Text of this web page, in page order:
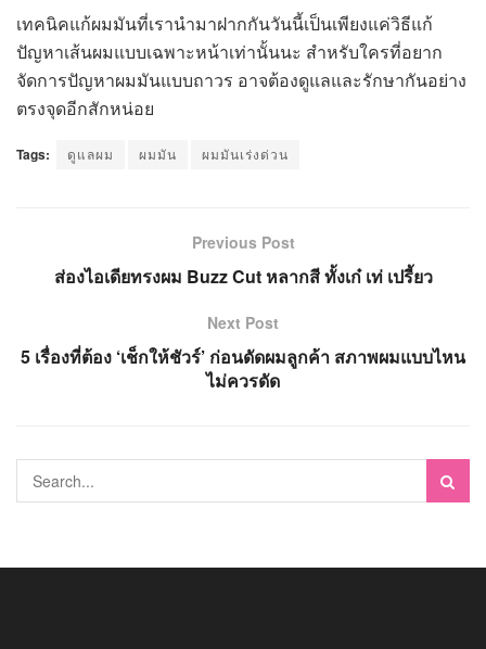
เทคนิคแก้ผมมันที่เรานำมาฝากกันวันนี้เป็นเพียงแค่วิธีแก้
ปัญหาเส้นผมแบบเฉพาะหน้าเท่านั้นนะ สำหรับใครที่อยาก
จัดการปัญหาผมมันแบบถาวร อาจต้องดูแลและรักษากันอย่าง
ตรงจุดอีกสักหน่อย
Tags: ดูแลผม ผมมัน ผมมันเร่งด่วน
Previous Post
ส่องไอเดียทรงผม Buzz Cut หลากสี ทั้งเก๋ เท่ เปรี้ยว
Next Post
5 เรื่องที่ต้อง ‘เช็กให้ชัวร์’ ก่อนดัดผมลูกค้า สภาพผมแบบไหน
ไม่ควรดัด